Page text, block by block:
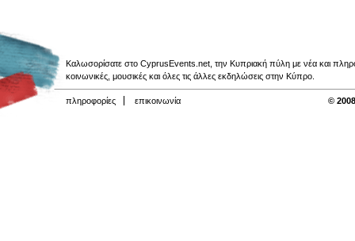
Καλωσορίσατε στο CyprusEvents.net, την Κυπριακή πύλη με νέα και
κοινωνικές, μουσικές και όλες τις άλλες εκδηλώσεις στην Κύπρο.
πληροφορίες επικοινωνία ©